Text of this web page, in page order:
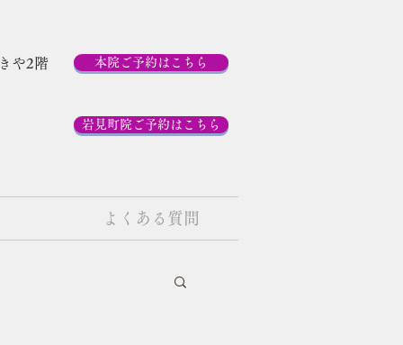
きや2階
本院ご予約はこちら
岩見町院ご予約はこちら
よくある質問